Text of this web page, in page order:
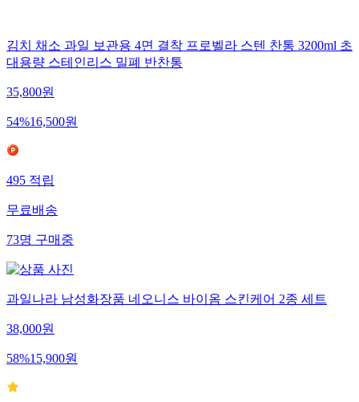
김치 채소 과일 보관용 4면 결착 프로벨라 스텐 찬통 3200ml 초
대용량 스테인리스 밀폐 반찬통
35,800원
54%16,500원
495적립
무료배송
73명구매중
과일나라 남성화장품 네오니스 바이옴 스킨케어 2종 세트
38,000원
58%15,900원